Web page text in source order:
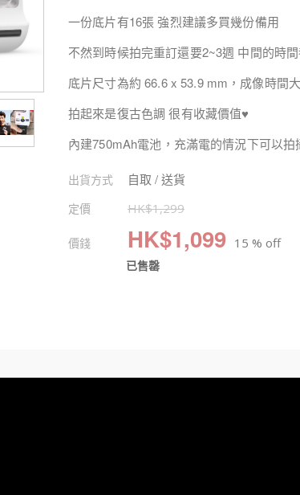
一份底片有16張 強烈建議多買幾份備用
不然到時候拍完重訂還要2~3週 中間的時
底片尺寸為約 66.6 x 53.9 mm，成像時間
拍起來是復古色調 很有收藏價值♥
內建750mAh電池，充滿電的情況下可以
出貨方式 自取 / 送貨
定價 HK$1,299
價錢 HK$1,099 15 % off
已售罄